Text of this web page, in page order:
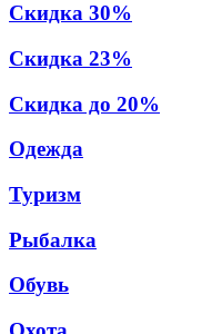
Скидка 30%
Скидка 23%
Скидка до 20%
Одежда
Туризм
Рыбалка
Обувь